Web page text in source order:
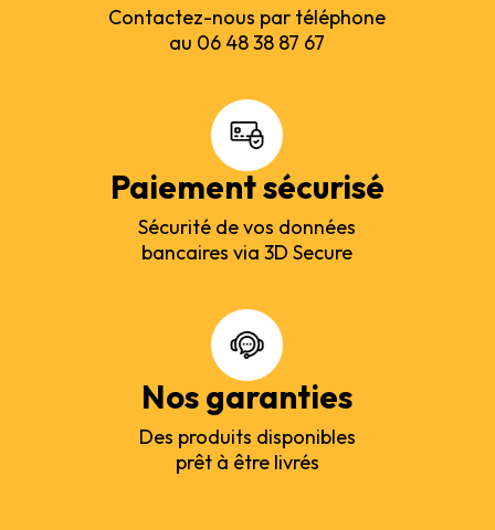
Contactez-nous par téléphone
au 06 48 38 87 67
Paiement sécurisé
Sécurité de vos données
bancaires via 3D Secure
Nos garanties
Des produits disponibles
prêt à être livrés